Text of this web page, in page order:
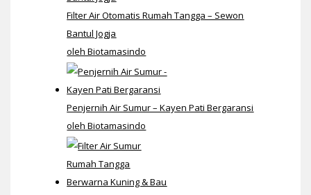
Filter Air Otomatis Rumah Tangga – Sewon
Bantul Jogja
oleh Biotamasindo
Penjernih Air Sumur – Kayen Pati Bergaransi
oleh Biotamasindo